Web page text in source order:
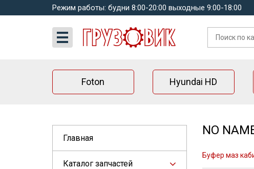
Режим работы: будни 8:00-20:00 выходные 9:00-18:00
Foton Hyundai HD
Главная
Каталог запчастей
NO
Буфер маз